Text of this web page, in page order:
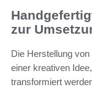
zur
Die Herstellung
einer kreativen
transformiert